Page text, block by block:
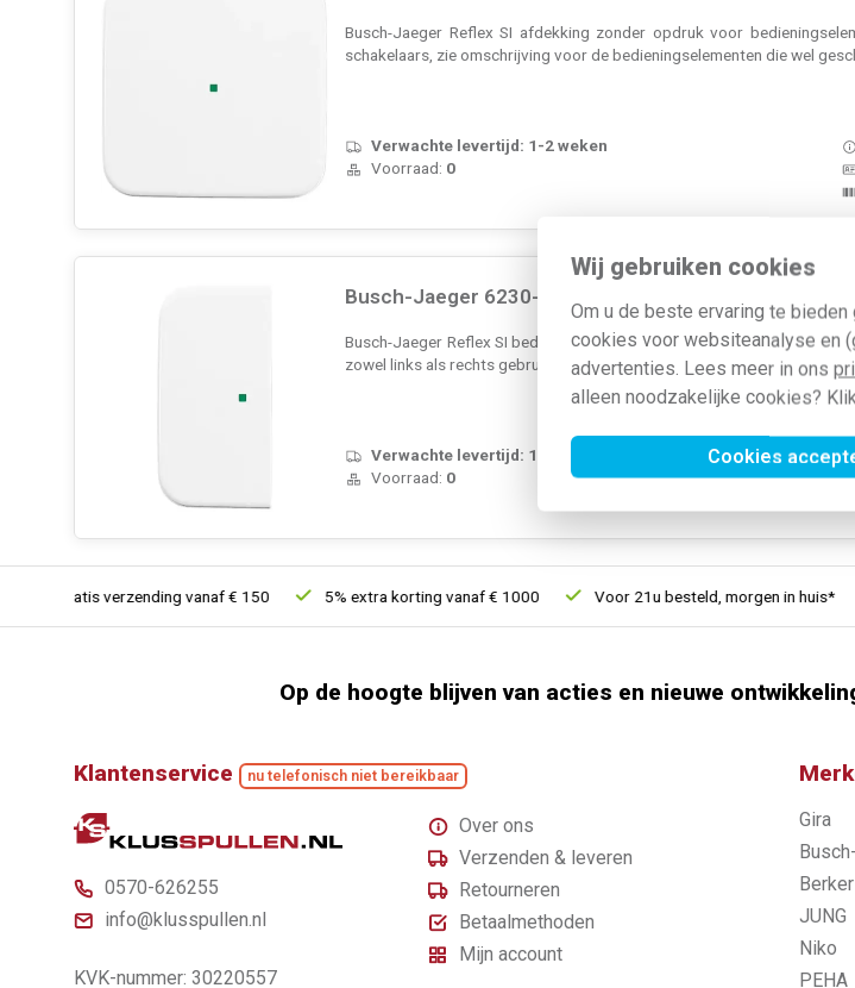
Wij gebruiken cookies
Om u de beste ervaring te bieden
cookies voor websiteanalyse en
advertenties. Lees meer in ons
alleen noodzakelijke cookies?
Cookies
Busch-Jaeger Reflex SI afdekking zonder opdruk voor
schakelaars, zie omschrijving voor de bedieningselementen die wel
Verwachte levertijd: 1-2 weken
Voorraad: 0
Busch-Jaeger 6230-20-214 bedieningswip links of
Busch-Jaeger Reflex SI bedieningswip zonder opdruk voor
zowel links als rechts gebruikt worden. Indien 2 helften zonder opdruk
Verwachte levertijd: 1-2 weken
Voorraad: 0
Gratis verzending vanaf € 150 5% extra korting vanaf € 1000 Voor 21u besteld, morgen in huis*
Op de hoogte blijven van acties en nieuwe
Klantenservice nu telefonisch niet bereikbaar
0570-626255
info@klusspullen.nl
KVK-nummer: 30220557
Over ons
Verzenden & leveren
Retourneren
Betaalmethoden
Mijn account
Gira
Berker
JUNG
Niko
PEHA